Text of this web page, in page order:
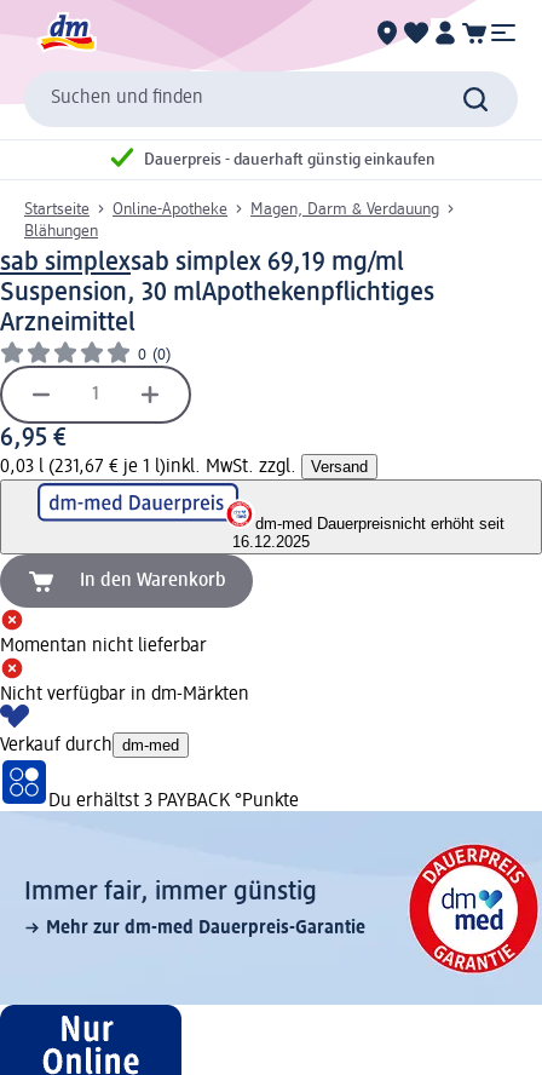
Suchen und finden
Dauerpreis - dauerhaft günstig einkaufen
Startseite Online-Apotheke
Magen, Darm & Verdauung
Blähungen
sab simplexsab simplex 69,19 mg/ml
Suspension, 30 mlApothekenpflichtiges
Arzneimittel
0 (0)
6,95 €
0,03 l (231,67 € je 1 l)inkl. MwSt. zzgl. Versand
dm-med Dauerpreisnicht erhöht seit
16.12.2025
In den Warenkorb
Momentan nicht lieferbar
Nicht verfügbar in dm-Märkten
Verkauf durch dm-med
Du erhältst 3 PAYBACK °Punkte
Immer fair,­ immer günstig
Mehr zur dm-med Dauerpreis-Garantie